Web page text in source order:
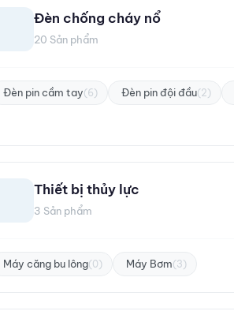
Đèn chống cháy nổ
20 Sản phẩm
Đèn pin cầm tay(6) Đèn pin đội đầu(2)
Thiết bị thủy lực
3 Sản phẩm
Máy căng bu lông(0) Máy Bơm(3)